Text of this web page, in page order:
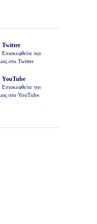
Twitter
Επισκεφθείτε την
στο Twitter
YouTube
Επισκεφθείτε την
στο YouTube